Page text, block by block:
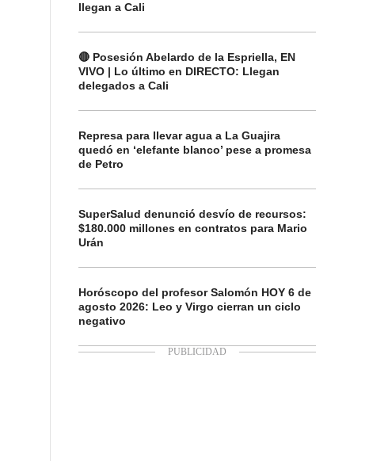
llegan a Cali
🔴 Posesión Abelardo de la Espriella, EN
VIVO | Lo último en DIRECTO: Llegan
delegados a Cali
Represa para llevar agua a La Guajira
quedó en ‘elefante blanco’ pese a promesa
de Petro
SuperSalud denunció desvío de recursos:
$180.000 millones en contratos para Mario
Urán
Horóscopo del profesor Salomón HOY 6 de
agosto 2026: Leo y Virgo cierran un ciclo
negativo